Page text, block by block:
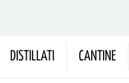
DISTILLATI CANTINE